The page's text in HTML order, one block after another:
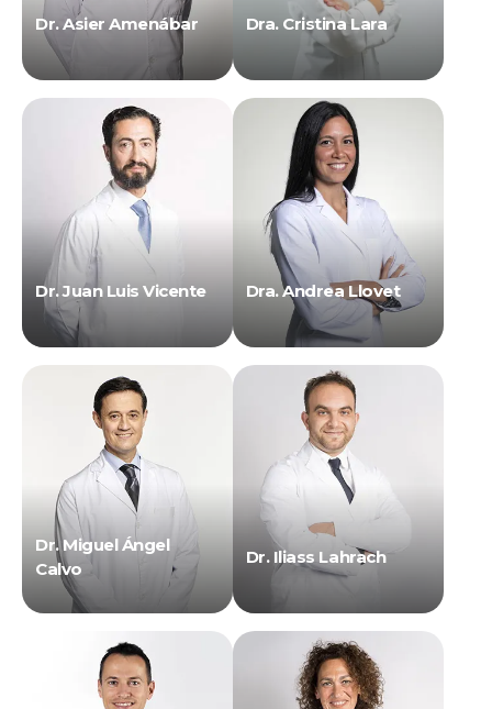
Dr. Asier Amenábar Dra. Cristina Lara
Dr. Juan Luis Vicente Dra. Andrea Llovet
Dr. Miguel Ángel
Calvo
Dr. Iliass Lahrach